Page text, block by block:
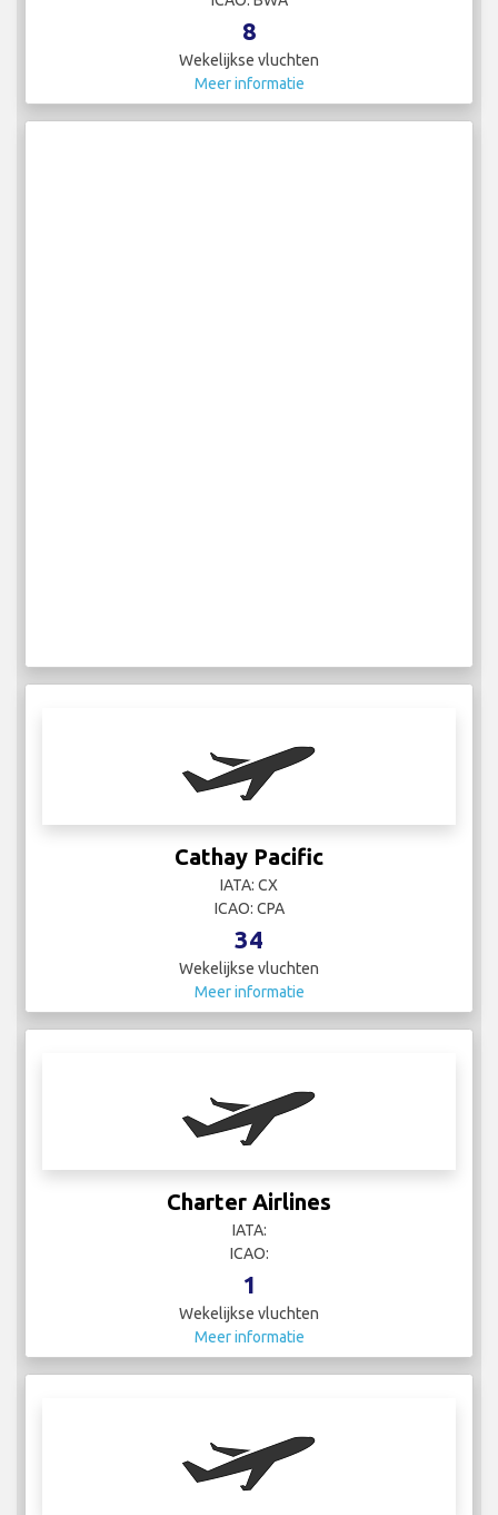
8
Wekelijkse vluchten
Meer informatie
Cathay Pacific
IATA: CX
ICAO: CPA
34
Wekelijkse vluchten
Meer informatie
Charter Airlines
IATA:
ICAO:
1
Wekelijkse vluchten
Meer informatie